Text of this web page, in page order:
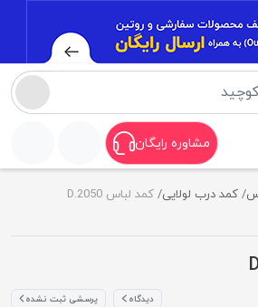
مشاوره رایگان
کمد درب لولایی کمد لباس D.2050
دیدگاه پرسشی ثبت نشده